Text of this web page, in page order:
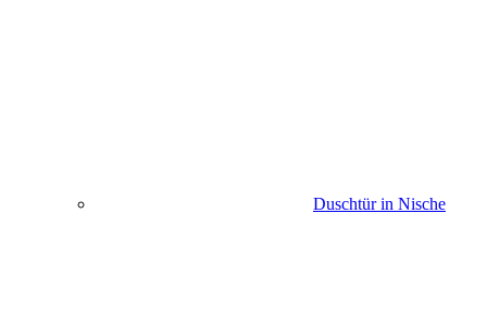
Duschtür in Nische